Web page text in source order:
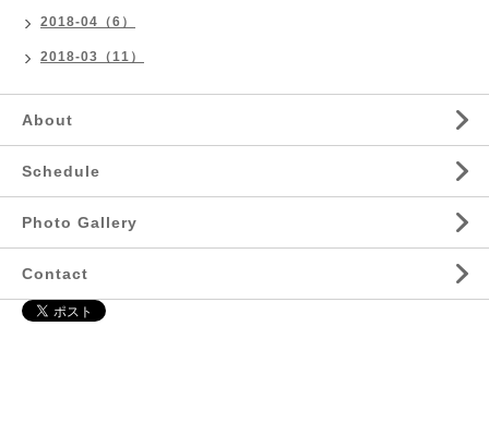
2018-04（6）
2018-03（11）
About
Schedule
Photo Gallery
Contact